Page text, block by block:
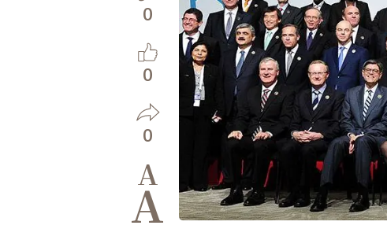
0
0
0
A
A